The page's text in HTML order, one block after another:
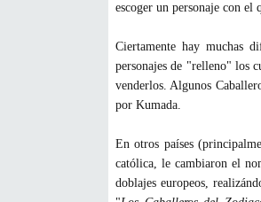
escoger un personaje con el
Ciertamente hay muchas
personajes de "relleno" los
venderlos. Algunos
por Kumada.
En otros países
católica, le cambiaron el
doblajes europeos,